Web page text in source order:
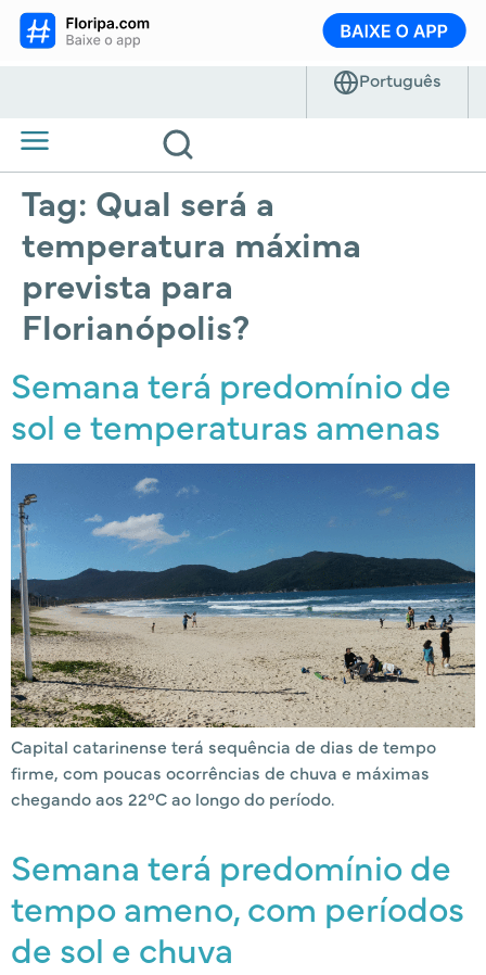
Tag: Qual será a
temperatura máxima
prevista para
Florianópolis?
Semana terá predomínio de
sol e temperaturas amenas
Capital catarinense terá sequência de dias de tempo
firme, com poucas ocorrências de chuva e máximas
chegando aos 22°C ao longo do período.
Semana terá predomínio de
tempo ameno, com períodos
de sol e chuva